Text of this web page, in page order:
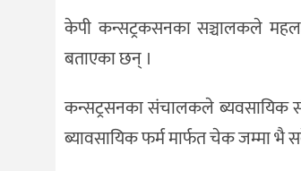
केपी कन्सट्रकसनका सञ्चालकले
बताएका छन् ।
कन्सट्रसनका संचालकले ब्यवसायिक
ब्यावसायिक फर्म मार्फत चेक जम्मा भै